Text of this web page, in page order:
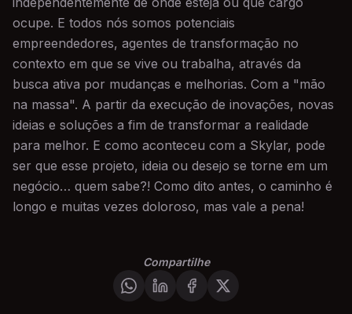
ocupe. E todos nós somos potenciais
empreendedores, agentes de transformação no
contexto em que se vive ou trabalha, através da
busca ativa por mudanças e melhorias. Com a "mão
na massa". A partir da execução de inovações, novas
ideias e soluções a fim de transformar a realidade
para melhor. E como aconteceu com a Skylar, pode
ser que esse projeto, ideia ou desejo se torne em um
negócio… quem sabe?! Como dito antes, o caminho é
longo e muitas vezes doloroso, mas vale a pena!
Compartilhe